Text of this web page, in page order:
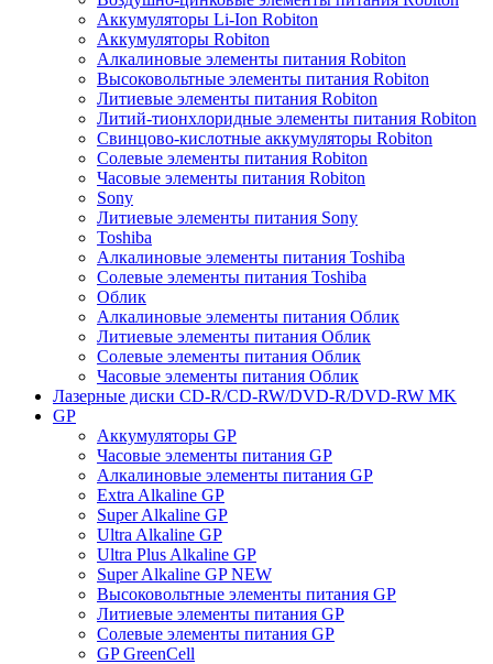
Аккумуляторы Li-Ion Robiton
Аккумуляторы Robiton
Алкалиновые элементы питания Robiton
Высоковольтные элементы питания Robiton
Литиевые элементы питания Robiton
Литий-тионхлоридные элементы питания Robiton
Свинцово-кислотные аккумуляторы Robiton
Солевые элементы питания Robiton
Часовые элементы питания Robiton
Sony
Литиевые элементы питания Sony
Toshiba
Алкалиновые элементы питания Toshiba
Солевые элементы питания Toshiba
Облик
Алкалиновые элементы питания Облик
Литиевые элементы питания Облик
Солевые элементы питания Облик
Часовые элементы питания Облик
Лазерные диски CD-R/CD-RW/DVD-R/DVD-RW MK
GP
Аккумуляторы GP
Часовые элементы питания GP
Алкалиновые элементы питания GP
Extra Alkaline GP
Super Alkaline GP
Ultra Alkaline GP
Ultra Plus Alkaline GP
Super Alkaline GP NEW
Высоковольтные элементы питания GP
Литиевые элементы питания GP
Солевые элементы питания GP
GP GreenCell